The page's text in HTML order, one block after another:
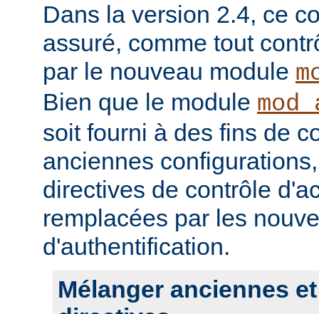
Dans la version 2.4, ce
assuré, comme tout
par le nouveau module
Bien que le module
soit fourni à des fins de
anciennes
directives de contrôle
remplacées par les
d'authentification.
Mélanger anciennes